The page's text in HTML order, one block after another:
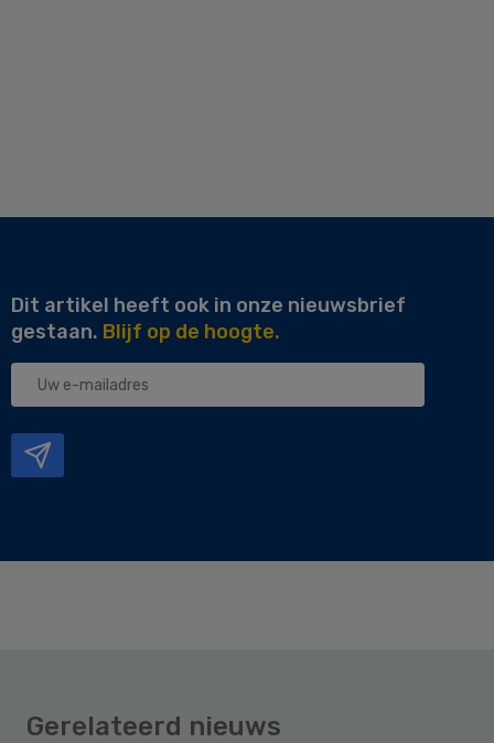
Dit artikel heeft ook in onze nieuwsbrief
gestaan. Blijf op de hoogte.
Uw
Gerelateerd nieuws